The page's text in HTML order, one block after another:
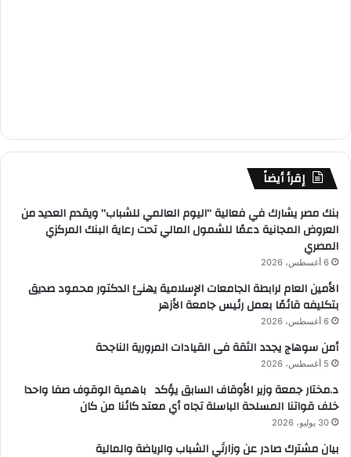
إقرأ أيضاً
بنك مصر يشارك في فعالية “اليوم العالمي للشباب” ويقدم العديد من
العروض المجانية دعمًا للشمول المالي تحت رعاية البنك المركزي
المصري
6 أغسطس، 2026
الأمين العام لرابطة الجامعات الإسلامية يهنئ الدكتور محمود صديق
بتكليفه قائمًا بعمل رئيس جامعة الأزهر
6 أغسطس، 2026
أمن سوهاج يجدد الثقة فى القيادات المرورية الناجحة
5 أغسطس، 2026
د.مختار جمعة وزير الأوقاف السابق يؤكد باهمية الوقوف صفا واحدا
خلف قواتنا المسلحة الباسلة تجاه أي معتد كائنا من كان
30 يوليو، 2026
بيان مشترك صادر عن وزارتَي الشباب والرياضة والمالية